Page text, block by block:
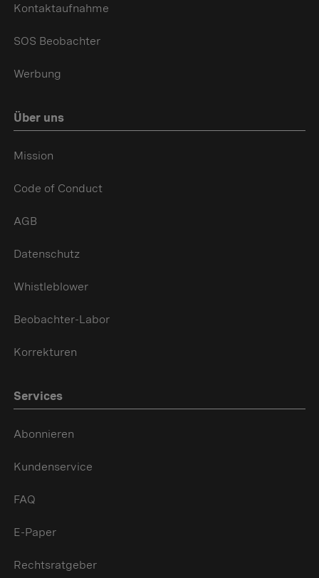
Kontaktaufnahme
SOS Beobachter
Werbung
Über uns
Mission
Code of Conduct
AGB
Datenschutz
Whistleblower
Beobachter-Labor
Korrekturen
Services
Abonnieren
Kundenservice
FAQ
E-Paper
Rechtsratgeber